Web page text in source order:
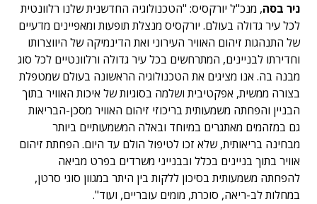
ניר בסה, מנכ"ל יורקסיס: "הטכנולוגיה החדשנית שלנו רלוונטית
לכל עיר גדולה בעולם. יורקסיס מנצלת תופעות ומאפיינים מדעיים
של התנהגות זיהום האוויר העירוני ואת הדינמיקה של היווצרותו
וחדירתו לבניינים, המתרחשים בכל עיר גדולה ורלוונטיים לכל סוג
מבנה בה. אנו מציגים את הטכנולוגיה הראשונה בעולם שמטפלת
בצורה ממשית, אפקטיבית ושלמה בסוגיות של איכות האוויר בתוך
הבניין והפחתה משמעותית בריכוזי זיהום האוויר מסכן-הבריאות
גם במזהמים מאתגרים במיוחד ובאלה המשמעותיים ביותר
מבחינה בריאותית, שלא זכו לטיפול הולם עד היום. הפחתת זיהום
אוויר בתוך בניינים בכלל ובבנייני משרדים בפרט מביאה
להפחתה משמעותית בסיכון ללקות בין היתר במגוון סוגי סרטן,
במחלות לב-ריאה, סוכרת, מומים עובריים, ועוד".